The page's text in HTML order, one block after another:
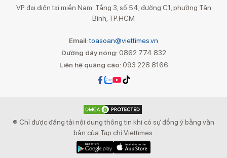
VP đại diện tại miền Nam: Tầng 3, số 54, đường C1, phường Tân
Bình, TP.HCM
Email:toasoan@viettimes.vn
Đường dây nóng: 0862 774 832
Liên hệ quảng cáo:093 228 8166
® Chỉ được đăng tải nội dung thông tin khi có sự đồng ý bằng văn
bản của Tạp chí Viettimes.